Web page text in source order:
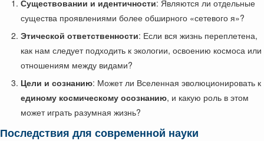
Существовании и идентичности: Являются ли отдельные
существа проявлениями более обширного «сетевого я»?
Этической ответственности: Если вся жизнь переплетена,
как нам следует подходить к экологии, освоению космоса или
отношениям между видами?
Цели и сознанию: Может ли Вселенная эволюционировать к
единому космическому осознанию, и какую роль в этом
может играть разумная жизнь?
Последствия для современной науки